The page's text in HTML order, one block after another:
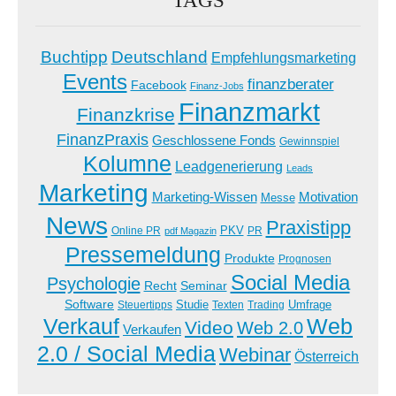
Buchtipp Deutschland Empfehlungsmarketing
Events Facebook Finanz-Jobs finanzberater
Finanzkrise Finanzmarkt
FinanzPraxis Geschlossene Fonds Gewinnspiel
Kolumne Leadgenerierung Leads
Marketing Marketing-Wissen Messe Motivation
News Online PR pdf Magazin PKV PR Praxistipp
Pressemeldung Produkte Prognosen
Psychologie Recht Seminar Social Media
Software Steuertipps Studie Texten Trading Umfrage
Verkauf Verkaufen Video Web 2.0Web
2.0 / Social MediaWebinar Österreich